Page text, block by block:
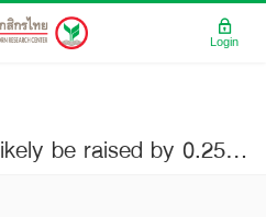
2022 Policy rate will likely be raised by 0.25 percent to 1.00 percent amid pressure from the weakest Baht in 16 years (Business Brief No.3979)
Login